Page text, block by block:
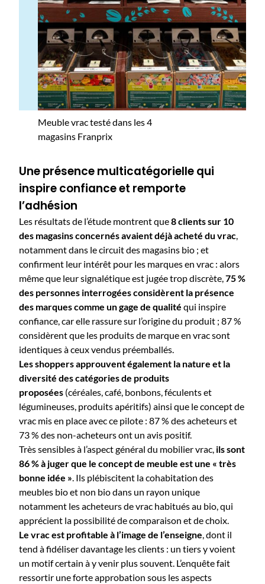
Meuble vrac testé dans les 4
magasins Franprix
Une présence multicatégorielle qui
inspire confiance et remporte
l’adhésion
Les résultats de l’étude montrent que8 clients sur 10
des magasins concernés avaient déjà acheté du vrac
notamment dans le circuit des magasins bio ; et
confirment leur intérêt pour les marques en vrac : alors
même que leur signalétique est jugée trop discrète, 75 %
des personnes interrogées considèrent la présence
des marques comme un gage de qualité qui inspire
confiance, car elle rassure sur l’origine du produit ; 87 %
considèrent que les produits de marque en vrac sont
identiques à ceux vendus préemballés.
Les shoppers approuvent également la nature et la
diversité des catégories de produits
proposées (céréales, café, bonbons, féculents et
légumineuses, produits apéritifs) ainsi que le concept de
vrac mis en place avec ce pilote : 87 % des acheteurs et
73 % des non-acheteurs ont un avis positif.
Très sensibles à l’aspect général du mobilier vrac, ils sont
86 % à juger que le concept de meuble est une « très
bonne idée » . Ils plébiscitent la cohabitation des
meubles bio et non bio dans un rayon unique
notamment les acheteurs de vrac habitués au bio, qui
apprécient la possibilité de comparaison et de choix.
Le vrac est profitable à l’image de l’enseigne , dont il
tend à fidéliser davantage les clients : un tiers y voient
un motif certain à y venir plus souvent. L’enquête fait
ressortir une forte approbation sous les aspects